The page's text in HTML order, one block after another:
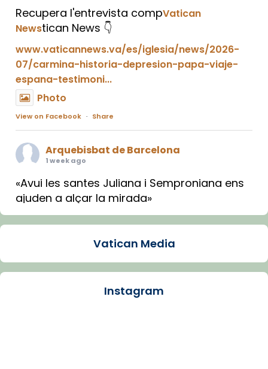
Recupera l'entrevista compVatican
Newstican News 👇
www.vaticannews.va/es/iglesia/news/2026-
07/carmina-historia-depresion-papa-viaje-
espana-testimoni...
Photo
View on Facebook · Share
Arquebisbat de Barcelona
1 week ago
«Avui les santes Juliana i Semproniana ens
ajuden a alçar la mirada»
Mons. Sergi Gordo, bisbe de Tortosa, ha
Santes de Mataró.
🔗tinyurl.com/cvu5jmbk
Vatican Media
Instagram